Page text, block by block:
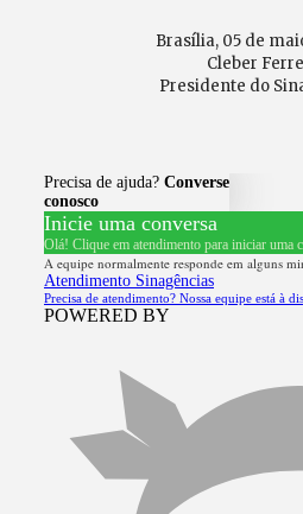
Brasília, 05 de
Cleber
Presidente do